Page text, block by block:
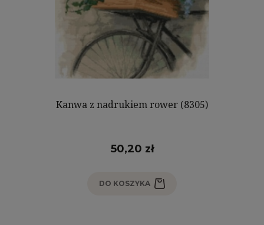
Kanwa z nadrukiem rower (8305)
50,20 zł
DO KOSZYKA